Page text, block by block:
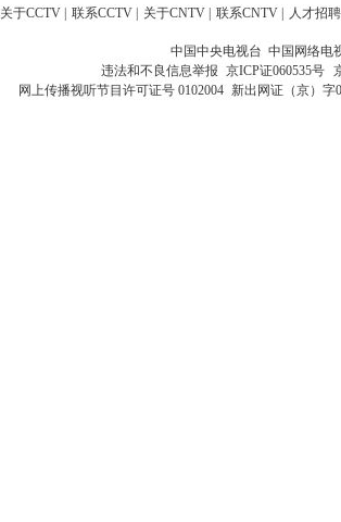
关于CCTV 联系CCTV 关于CNTV 联系CNTV 人才招聘
中国中央电视台 中国网络电
违法和不良信息举报 京ICP证060535号
网上传播视听节目许可证号 0102004 新出网证（京）